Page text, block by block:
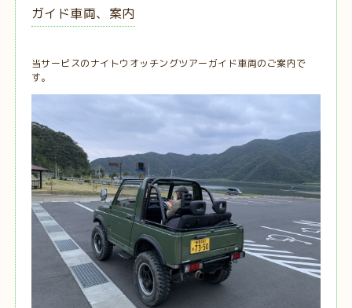
ガイド車両、案内
当サービスのナイトウオッチングツアーガイド車両のご案内で
す。